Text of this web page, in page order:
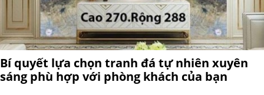
Bí quyết lựa chọn tranh đá tự nhiên xuyên
sáng phù hợp với phòng khách của bạn